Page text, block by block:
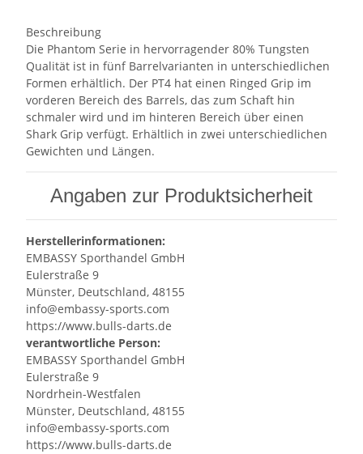
Beschreibung
Die Phantom Serie in hervorragender 80% Tungsten
Qualität ist in fünf Barrelvarianten in unterschiedlichen
Formen erhältlich. Der PT4 hat einen Ringed Grip im
vorderen Bereich des Barrels, das zum Schaft hin
schmaler wird und im hinteren Bereich über einen
Shark Grip verfügt. Erhältlich in zwei unterschiedlichen
Gewichten und Längen.
Angaben zur Produktsicherheit
Herstellerinformationen:
EMBASSY Sporthandel GmbH
Eulerstraße 9
Münster, Deutschland, 48155
info@embassy-sports.com
https://www.bulls-darts.de
verantwortliche Person:
EMBASSY Sporthandel GmbH
Eulerstraße 9
Nordrhein-Westfalen
Münster, Deutschland, 48155
info@embassy-sports.com
https://www.bulls-darts.de